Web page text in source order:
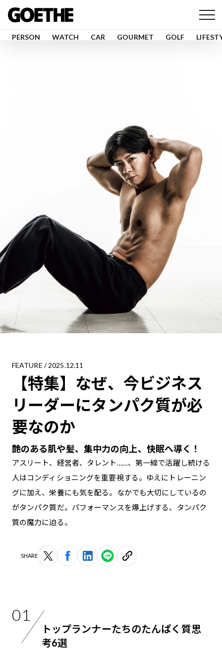
PERSON WATCH CAR GOURMET GOLF
FEATURE / 2025.12.11
【特集】なぜ、今ビジネス
リーダーにタンパク質が必
要なのか
艶のある肌や髪、集中力の向上、快眠へ導く！
アスリート、経営者、タレント……、第一線で活躍し続ける
人はコンディショニングを重要視する。ゆえにトレーニン
グに加え、栄養にも気を配る。なかでも大切にしているの
がタンパク質だ。パフォーマンスを爆上げする、タンパク
質の魔力に迫る。
SHARE
01
トップランナーたちのたんぱく質思
考6選